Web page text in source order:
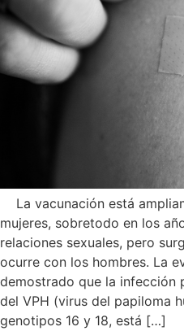
La vacunación está
mujeres, sobretodo en los
relaciones sexuales, pero
ocurre con los hombres. La
demostrado que la
del VPH (virus del papiloma
genotipos 16 y 18, está […]